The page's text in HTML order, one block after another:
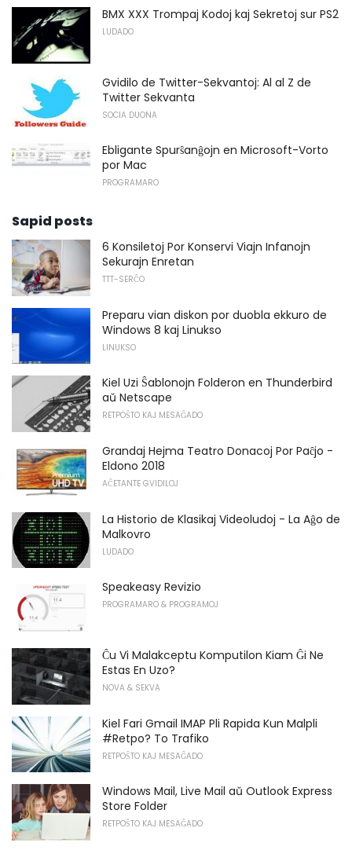
BMX XXX Trompaj Kodoj kaj Sekretoj sur PS2
LUDADO
Gvidilo de Twitter-Sekvantoj: Al al Z de
Twitter Sekvanta
SOCIA DUONA
Ebligante Spurŝanĝojn en Microsoft-Vorto
por Mac
PROGRAMARO
Sapid posts
6 Konsiletoj Por Konservi Viajn Infanojn
Sekurajn Enretan
TTT-SERĈO
Preparu vian diskon por duobla ekkuro de
Windows 8 kaj Linukso
LINUKSO
Kiel Uzi Ŝablonojn Folderon en Thunderbird
aŭ Netscape
RETPOŜTO KAJ MESAĜADO
Grandaj Hejma Teatro Donacoj Por Paĉjo -
Eldono 2018
AĈETANTE GVIDILOJ
La Historio de Klasikaj Videoludoj - La Aĝo de
Malkovro
LUDADO
Speakeasy Revizio
PROGRAMARO & PROGRAMOJ
Ĉu Vi Malakceptu Komputilon Kiam Ĝi Ne
Estas En Uzo?
NOVA & SEKVA
Kiel Fari Gmail IMAP Pli Rapida Kun Malpli
#Retpo? To Trafiko
RETPOŜTO KAJ MESAĜADO
Windows Mail, Live Mail aŭ Outlook Express
Store Folder
RETPOŜTO KAJ MESAĜADO